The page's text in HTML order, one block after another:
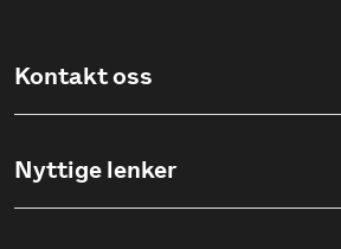
Kontakt oss
Ullevålsveien 76, 0454 OSLO
Nyttige lenker